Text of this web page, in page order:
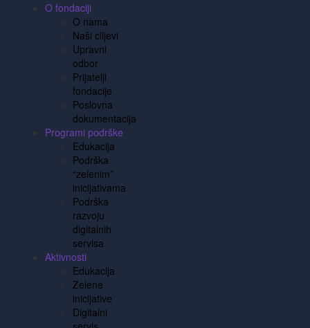
O fondaciji
O nama
Naši ciljevi
Upravni
odbor
Prijatelji
fondacije
Poslovna
dokumentacija
Programi podrške
Edukacija
Podrška
“zelenim”
inicijativama
Podrška
razvoju
digitalnih
servisa
Aktivnosti
Edukacija
Zelene
inicijative
Digitalni